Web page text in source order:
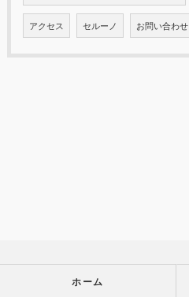
アクセス セルーノ お問い合わせ
ホーム